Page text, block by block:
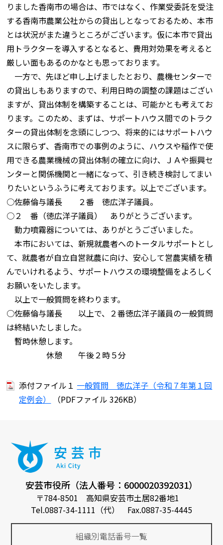
りました香南市の場合は、市ではなく、作業受委託を受注
する香南市農業公社からの貸出しとなっておるため、本市
とは状況がまた違うところがございます。仮に本市で貸出
用トラクターを導入するとなると、費用対効果を考えると
厳しい面もあるのかなとも思っております。
一方で、先ほど申し上げましたとおり、農機センターで
の貸出しもありますので、利用日時の調整の課題はござい
ますが、貸出体制を構築することは、可能かとも考えてお
ります。このため、まずは、サポートハウス間でのトラク
ターの貸出体制を念頭にしつつ、将来的にはサポートハウ
スに限らず、香南市での事例のように、ハウスや稲作で使
用できる農業機械の貸出体制の確立に向け、ＪＡや振興セ
ンターと関係機関と一緒になって、引き続き検討してまい
りたいというふうに考えております。以上でございます。
○佐藤倫与議長 ２番 徳広洋子議員。
○２ 番（徳広洋子議員） ありがとうございます。
動力噴霧器については、ありがとうございました。
本市においては、新規就農者へのトータルサポートとし
て、就農者が自立自営就農に向け、安心して営農実績を積
んでいけれるよう、サポートハウスの環境整備をよろしく
お願いをいたします。
以上で一般質問を終わります。
○佐藤倫与議長 以上で、２番徳広洋子議員の一般質問
は終結いたしました。
暫時休憩します。
休憩 午後２時５分
添付ファイル１ 一般質問 徳広洋子（令和７年第１回
定例会）
（PDFファイル 326KB）
安芸市役所（法人番号：6000020392031）
〒784-8501 高知県安芸市土居82番地1
Tel.0887-34-1111（代） Fax.0887-35-4445
組織別電話番号一覧